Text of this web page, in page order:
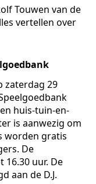
Touwen van de
vertellen over
zaterdag 29
huis-tuin-en-
is aanwezig om
worden gratis
De
uur. De
aan de D.J.